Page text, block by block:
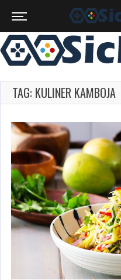
TAG: KULINER KAMBOJA